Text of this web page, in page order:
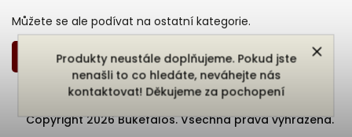
Produkty neustále doplňujeme. Pokud jste
nenašli to co hledáte, neváhejte nás
kontaktovat! Děkujeme za pochopení
Můžete se ale podívat na ostatní kategorie.
Zpět do obchodu
Copyright 2026 Bukefalos. Všechna práva vyhrazena.